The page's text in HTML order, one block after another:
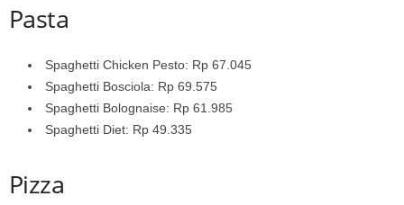
Pasta
Spaghetti Chicken Pesto: Rp 67.045
Spaghetti Bosciola: Rp 69.575
Spaghetti Bolognaise: Rp 61.985
Spaghetti Diet: Rp 49.335
Pizza